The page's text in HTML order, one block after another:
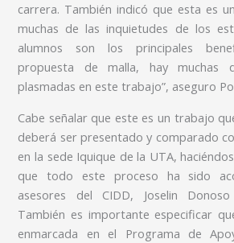
carrera. También indicó que esta es
muchas de las inquietudes de los
alumnos son los principales
propuesta de malla, hay muchas
plasmadas en este trabajo”, aseguro
Cabe señalar que este es un trabajo
deberá ser presentado y comparado
en la sede Iquique de la UTA,
que todo este proceso ha sido
asesores del CIDD, Joselin
También es importante especificar
enmarcada en el Programa de